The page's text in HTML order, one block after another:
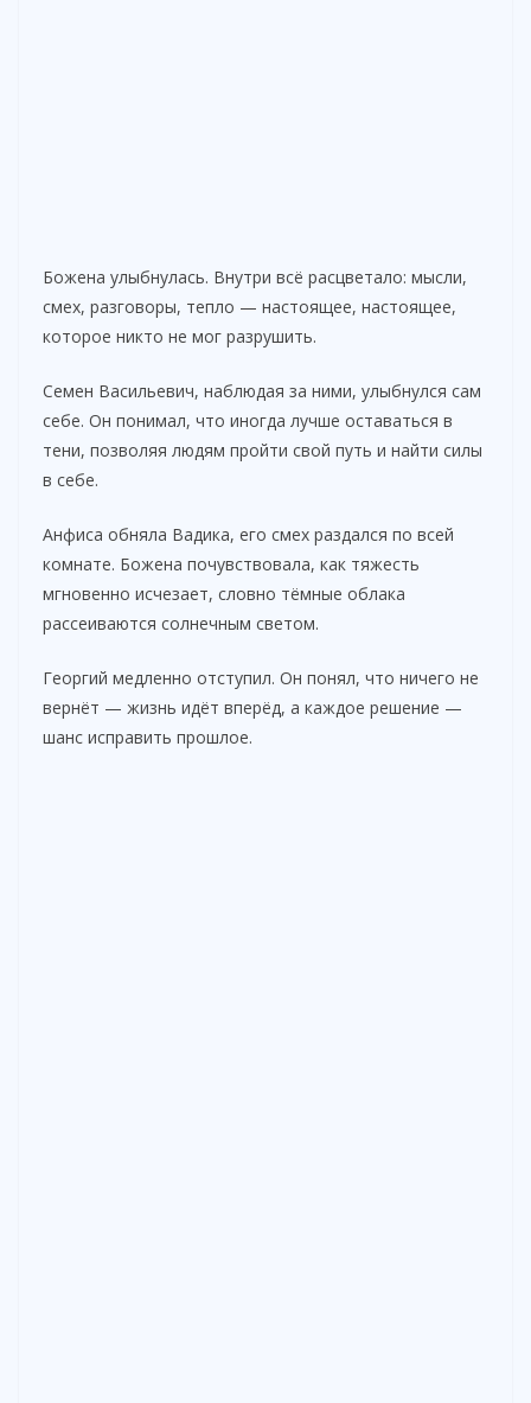
Божена улыбнулась. Внутри всё расцветало: мысли,
смех, разговоры, тепло — настоящее, настоящее,
которое никто не мог разрушить.
Семен Васильевич, наблюдая за ними, улыбнулся сам
себе. Он понимал, что иногда лучше оставаться в
тени, позволяя людям пройти свой путь и найти силы
в себе.
Анфиса обняла Вадика, его смех раздался по всей
комнате. Божена почувствовала, как тяжесть
мгновенно исчезает, словно тёмные облака
рассеиваются солнечным светом.
Георгий медленно отступил. Он понял, что ничего не
вернёт — жизнь идёт вперёд, а каждое решение —
шанс исправить прошлое.